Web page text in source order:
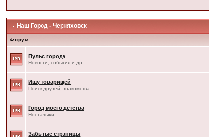
Наш Город - Черняховск
Форум
Пульс города
Новости, события и др.
Ищу товарищей
Поиск друзей, знакомства
Город моего детства
Ностальжи....
Забытые страницы